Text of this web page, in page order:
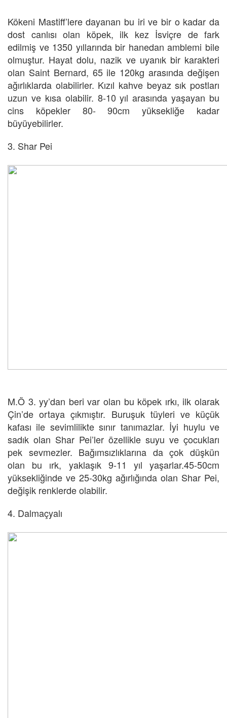
Kökeni Mastiff’lere dayanan bu iri ve bir o kadar da
dost canlısı olan köpek, ilk kez İsviçre de fark
edilmiş ve 1350 yıllarında bir hanedan amblemi bile
olmuştur. Hayat dolu, nazik ve uyanık bir karakteri
olan Saint Bernard, 65 ile 120kg arasında değişen
ağırlıklarda olabilirler. Kızıl kahve beyaz sık postları
uzun ve kısa olabilir. 8-10 yıl arasında yaşayan bu
cins köpekler 80- 90cm yüksekliğe kadar
büyüyebilirler.
3. Shar Pei
M.Ö 3. yy’dan beri var olan bu köpek ırkı, ilk olarak
Çin’de ortaya çıkmıştır. Buruşuk tüyleri ve küçük
kafası ile sevimlilikte sınır tanımazlar. İyi huylu ve
sadık olan Shar Pei’ler özellikle suyu ve çocukları
pek sevmezler. Bağımsızlıklarına da çok düşkün
olan bu ırk, yaklaşık 9-11 yıl yaşarlar.45-50cm
yüksekliğinde ve 25-30kg ağırlığında olan Shar Pei,
değişik renklerde olabilir.
4. Dalmaçyalı